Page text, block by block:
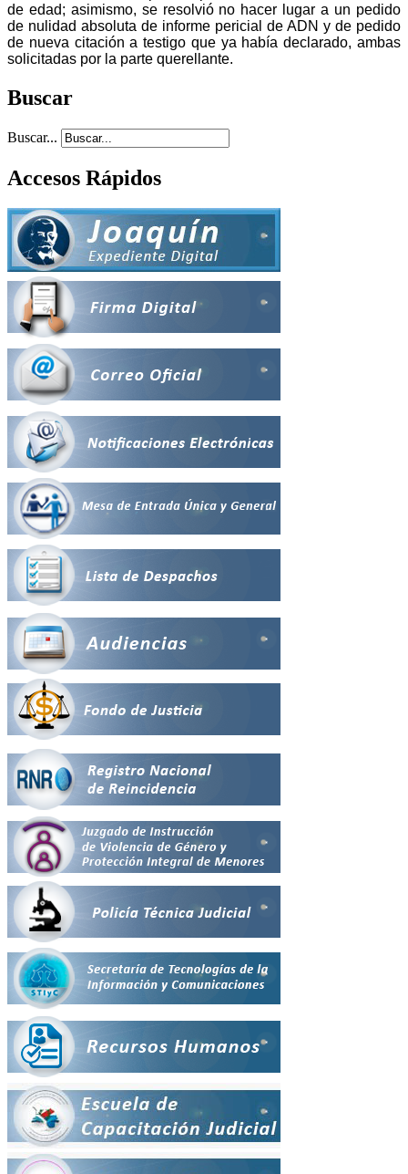
de edad; asimismo, se resolvió no hacer lugar a un pedido
de nulidad absoluta de informe pericial de ADN y de pedido
de nueva citación a testigo que ya había declarado, ambas
solicitadas por la parte querellante.
Buscar
Buscar...
Accesos Rápidos